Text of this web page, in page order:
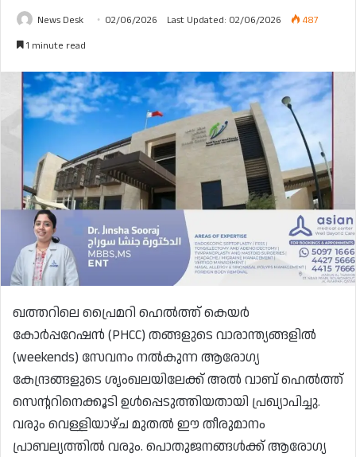
News Desk 02/06/2026 Last Updated: 02/06/2026
487
1 minute read
ഖത്തറിലെ പ്രൈമറി ഹെൽത്ത് കെയർ
കോർപ്പറേഷൻ (PHCC) തങ്ങളുടെ വാരാന്ത്യങ്ങളിൽ
(weekends) സേവനം നൽകുന്ന ആരോഗ്യ
കേന്ദ്രങ്ങളുടെ ശൃംഖലയിലേക്ക് അൽ വാബ് ഹെൽത്ത്
സെന്ററിനെക്കൂടി ഉൾപ്പെടുത്തിയതായി പ്രഖ്യാപിച്ചു.
വരും വെള്ളിയാഴ്ച മുതൽ ഈ തീരുമാനം
പ്രാബല്യത്തിൽ വരും. പൊതുജനങ്ങൾക്ക് ആരോഗ്യ